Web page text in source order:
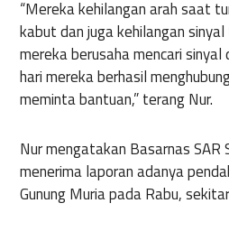
“Mereka kehilangan arah saat
kabut dan juga kehilangan
mereka berusaha mencari
hari mereka berhasil
meminta bantuan,” terang Nur.
Nur mengatakan Basarnas SAR
menerima laporan adanya
Gunung Muria pada Rabu,